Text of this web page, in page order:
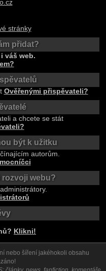
stránky
přidat?
váš web.
Ověřenými přispěvateli?
a chcete se stát
být k užitku
autorům.
webu?
Klikni!
nebo šíření jakéhokoli obsahu